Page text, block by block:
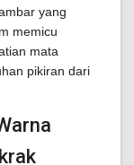
yang
memicu
mata
pikiran dari